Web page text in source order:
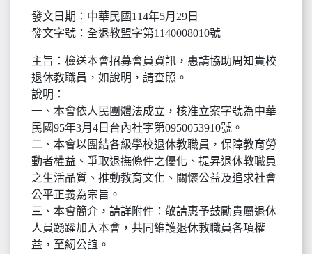
發文日期：中華民國114年5月29日
發文字號：全退教盟字第1140008010號
主旨：檢送本會招募會員資訊，惠請協助周知貴校
退休教職員，如說明，請查照。
說明：
一、本會依人民團體法成立，核准立案字號為中華
民國95年3月4日台內社字第0950053910號。
二、本會以團結各級學校退休教職員，保障教育勞
動者權益、爭取退撫條件之優化、提昇退休教職員
之生活品質、推動教育文化、關懷公益及追求社會
公平正義為宗旨。
三、本會簡介，請詳附件：敬請惠予鼓勵貴屬退休
人員踴躍加入本會，共同維護退休教職員各項權
益，至紉公誼。